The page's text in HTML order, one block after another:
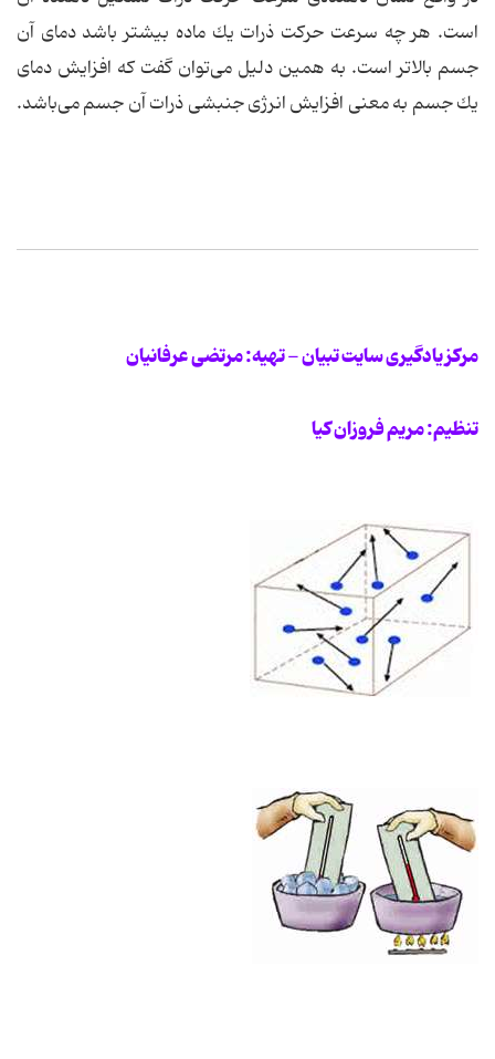
است. هر چه سرعت حركت ذرات یك ماده بیشتر باشد دمای آن
جسم بالاتر است. به همین دلیل می‌توان گفت كه افزایش دمای
یك جسم به معنی افزایش انرژی جنبشی ذرات آن جسم می‌باشد.
مرکز یادگیری سایت تبیان - تهیه: مرتضی عرفانیان
تنظیم: مریم فروزان کیا